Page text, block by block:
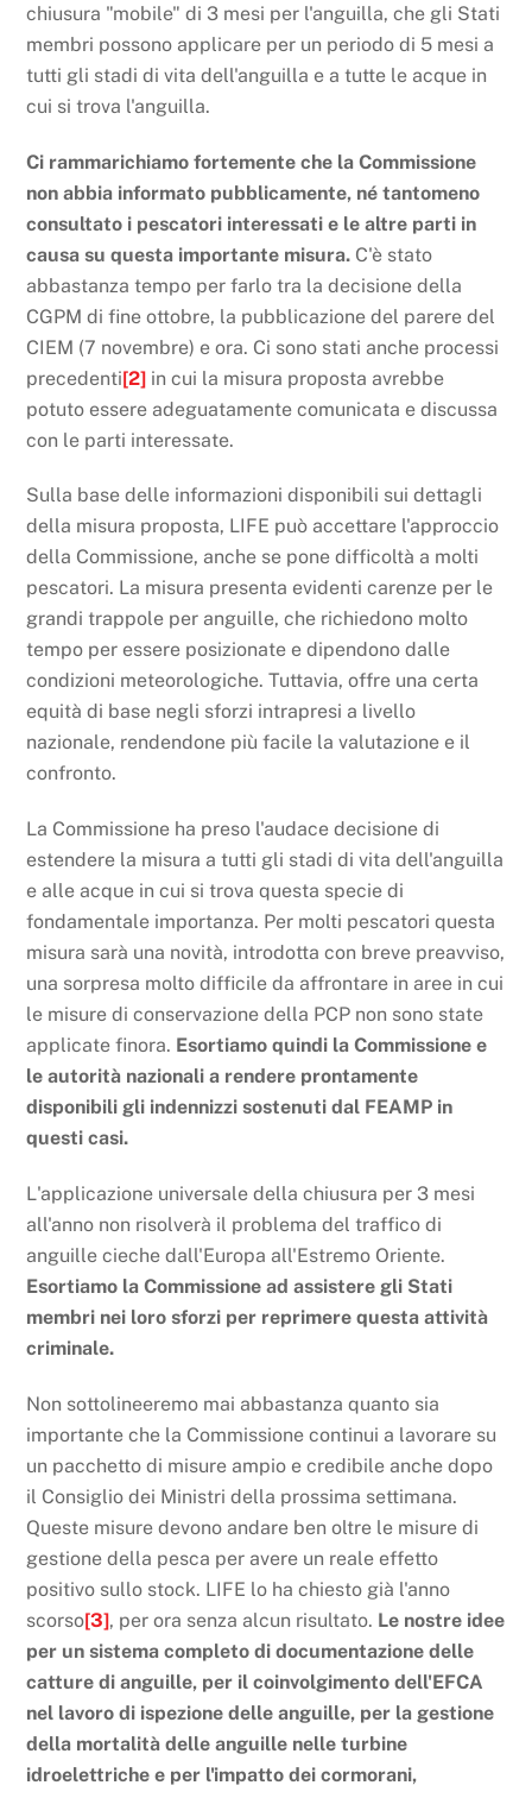
chiusura "mobile" di 3 mesi per l'anguilla, che gli Stati
membri possono applicare per un periodo di 5 mesi a
tutti gli stadi di vita dell'anguilla e a tutte le acque in
cui si trova l'anguilla.
Ci rammarichiamo fortemente che la Commissione
non abbia informato pubblicamente, né tantomeno
consultato i pescatori interessati e le altre parti in
causa su questa importante misura. C'è stato
abbastanza tempo per farlo tra la decisione della
CGPM di fine ottobre, la pubblicazione del parere del
CIEM (7 novembre) e ora. Ci sono stati anche processi
precedenti[2] in cui la misura proposta avrebbe
potuto essere adeguatamente comunicata e discussa
con le parti interessate.
Sulla base delle informazioni disponibili sui dettagli
della misura proposta, LIFE può accettare l'approccio
della Commissione, anche se pone difficoltà a molti
pescatori. La misura presenta evidenti carenze per le
grandi trappole per anguille, che richiedono molto
tempo per essere posizionate e dipendono dalle
condizioni meteorologiche. Tuttavia, offre una certa
equità di base negli sforzi intrapresi a livello
nazionale, rendendone più facile la valutazione e il
confronto.
La Commissione ha preso l'audace decisione di
estendere la misura a tutti gli stadi di vita dell'anguilla
e alle acque in cui si trova questa specie di
fondamentale importanza. Per molti pescatori questa
misura sarà una novità, introdotta con breve preavviso,
una sorpresa molto difficile da affrontare in aree in cui
le misure di conservazione della PCP non sono state
applicate finora. Esortiamo quindi la Commissione e
le autorità nazionali a rendere prontamente
disponibili gli indennizzi sostenuti dal FEAMP in
questi casi.
L'applicazione universale della chiusura per 3 mesi
all'anno non risolverà il problema del traffico di
anguille cieche dall'Europa all'Estremo Oriente.
Esortiamo la Commissione ad assistere gli Stati
membri nei loro sforzi per reprimere questa attività
criminale.
Non sottolineeremo mai abbastanza quanto sia
importante che la Commissione continui a lavorare su
un pacchetto di misure ampio e credibile anche dopo
il Consiglio dei Ministri della prossima settimana.
Queste misure devono andare ben oltre le misure di
gestione della pesca per avere un reale effetto
positivo sullo stock. LIFE lo ha chiesto già l'anno
scorso[3], per ora senza alcun risultato. Le nostre idee
per un sistema completo di documentazione delle
catture di anguille, per il coinvolgimento dell'EFCA
nel lavoro di ispezione delle anguille, per la gestione
della mortalità delle anguille nelle turbine
idroelettriche e per l'impatto dei cormorani,